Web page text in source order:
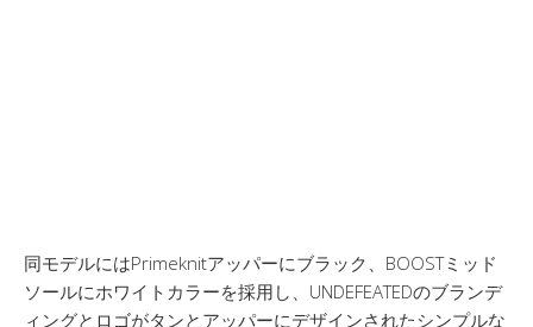
同モデルにはPrimeknitアッパーにブラック、BOOSTミッド
ソールにホワイトカラーを採用し、UNDEFEATEDのブランデ
ィングとロゴがタンとアッパーにデザインされたシンプルな